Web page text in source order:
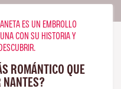
ES UN EMBROLLO
CON SU HISTORIA Y
ROMÁNTICO QUE
NANTES?